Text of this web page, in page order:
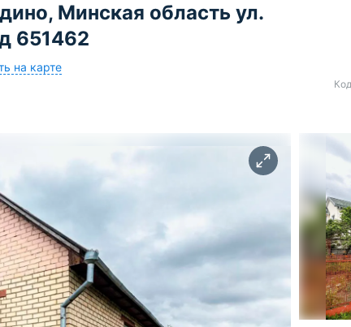
Минская область ул.
651462
на карте